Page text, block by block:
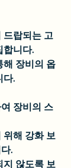
드랍되는 고
합니다.
해 장비의 옵
다.
장비의 스
위해 강화 보
.
지 않도록 보